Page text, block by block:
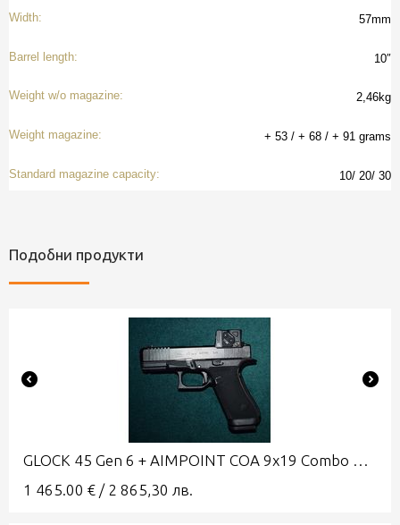
Width: 57mm
Barrel length: 10″
Weight w/o magazine: 2,46kg
Weight magazine: + 53 / + 68 / + 91 grams
Standard magazine capacity: 10/ 20/ 30
Подобни продукти
GLOCK 45 Gen 6 + AIMPOINT COA 9x19 Combo A-CUT
1 465.00 € / 2 865,30 лв.